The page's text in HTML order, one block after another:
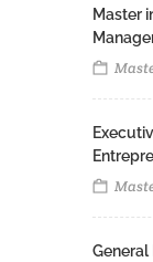
Master
General